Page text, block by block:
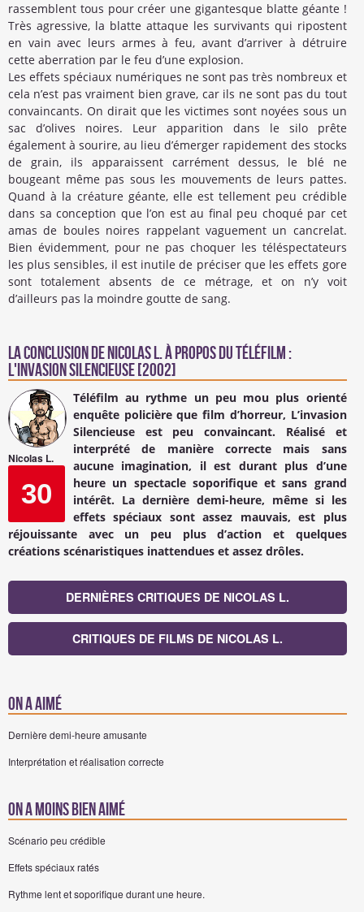
rassemblent tous pour créer une gigantesque blatte géante !
Très agressive, la blatte attaque les survivants qui ripostent
en vain avec leurs armes à feu, avant d’arriver à détruire
cette aberration par le feu d’une explosion.
Les effets spéciaux numériques ne sont pas très nombreux et
cela n’est pas vraiment bien grave, car ils ne sont pas du tout
convaincants. On dirait que les victimes sont noyées sous un
sac d’olives noires. Leur apparition dans le silo prête
également à sourire, au lieu d’émerger rapidement des stocks
de grain, ils apparaissent carrément dessus, le blé ne
bougeant même pas sous les mouvements de leurs pattes.
Quand à la créature géante, elle est tellement peu crédible
dans sa conception que l’on est au final peu choqué par cet
amas de boules noires rappelant vaguement un cancrelat.
Bien évidemment, pour ne pas choquer les téléspectateurs
les plus sensibles, il est inutile de préciser que les effets gore
sont totalement absents de ce métrage, et on n’y voit
d’ailleurs pas la moindre goutte de sang.
La conclusion de Nicolas L.à propos du Téléfilm :
L'Invasion Silencieuse [2002]
Nicolas L.
30
Téléfilm au rythme un peu mou plus orienté
enquête policière que film d’horreur, L’invasion
Silencieuse est peu convaincant. Réalisé et
interprété de manière correcte mais sans
aucune imagination, il est durant plus d’une
heure un spectacle soporifique et sans grand
intérêt. La dernière demi-heure, même si les
effets spéciaux sont assez mauvais, est plus
réjouissante avec un peu plus d’action et quelques
créations scénaristiques inattendues et assez drôles.
DERNIÈRES CRITIQUES DE NICOLAS L.
CRITIQUES DE FILMS DE NICOLAS L.
On a aimé
Dernière demi-heure amusante
Interprétation et réalisation correcte
On a moins bien aimé
Scénario peu crédible
Effets spéciaux ratés
Rythme lent et soporifique durant une heure.